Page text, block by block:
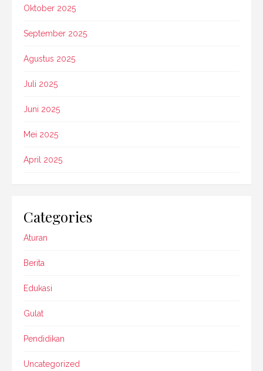
Oktober 2025
September 2025
Agustus 2025
Juli 2025
Juni 2025
Mei 2025
April 2025
Categories
Aturan
Berita
Edukasi
Gulat
Pendidikan
Uncategorized